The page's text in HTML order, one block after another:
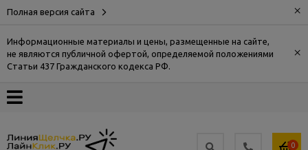
Полная версия сайта ×
Информационные материалы и цены, размещенные на сайте,
не являются публичной офертой, определяемой положениями
Статьи 437 Гражданского кодекса РФ.
×
О
0